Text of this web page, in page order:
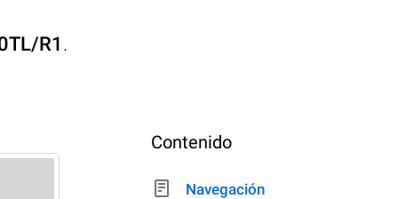
R1 .
Contenido
Navegación